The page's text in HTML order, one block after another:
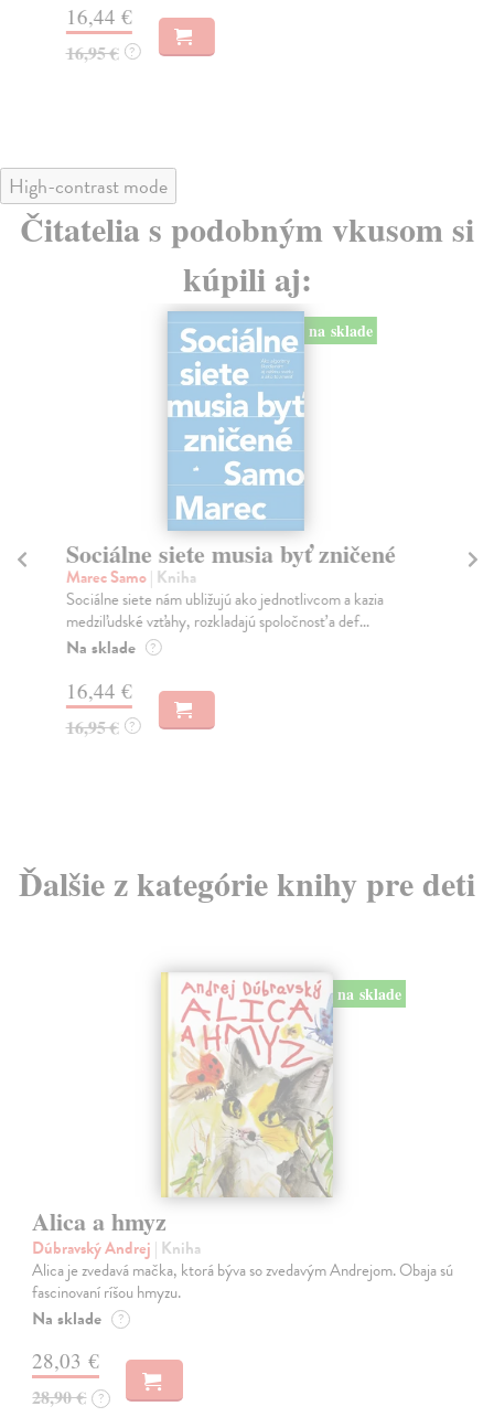
16,44 €
16,95 € ?
High-contrast mode
Čitatelia s podobným vkusom si
kúpili aj:
na sklade
Sociálne siete musia byť zničené
Marec Samo| Kniha
Sociálne siete nám ubližujú ako jednotlivcom a kazia
medziľudské vzťahy, rozkladajú spoločnosť a def...
Na sklade ?
16,44 €
16,95 € ?
Ďalšie z kategórie knihy pre deti
na sklade
Alica a hmyz
Dúbravský Andrej | Kniha
Alica je zvedavá mačka, ktorá býva so zvedavým Andrejom. Obaja sú
fascinovaní ríšou hmyzu.
Na sklade ?
28,03 €
28,90 € ?